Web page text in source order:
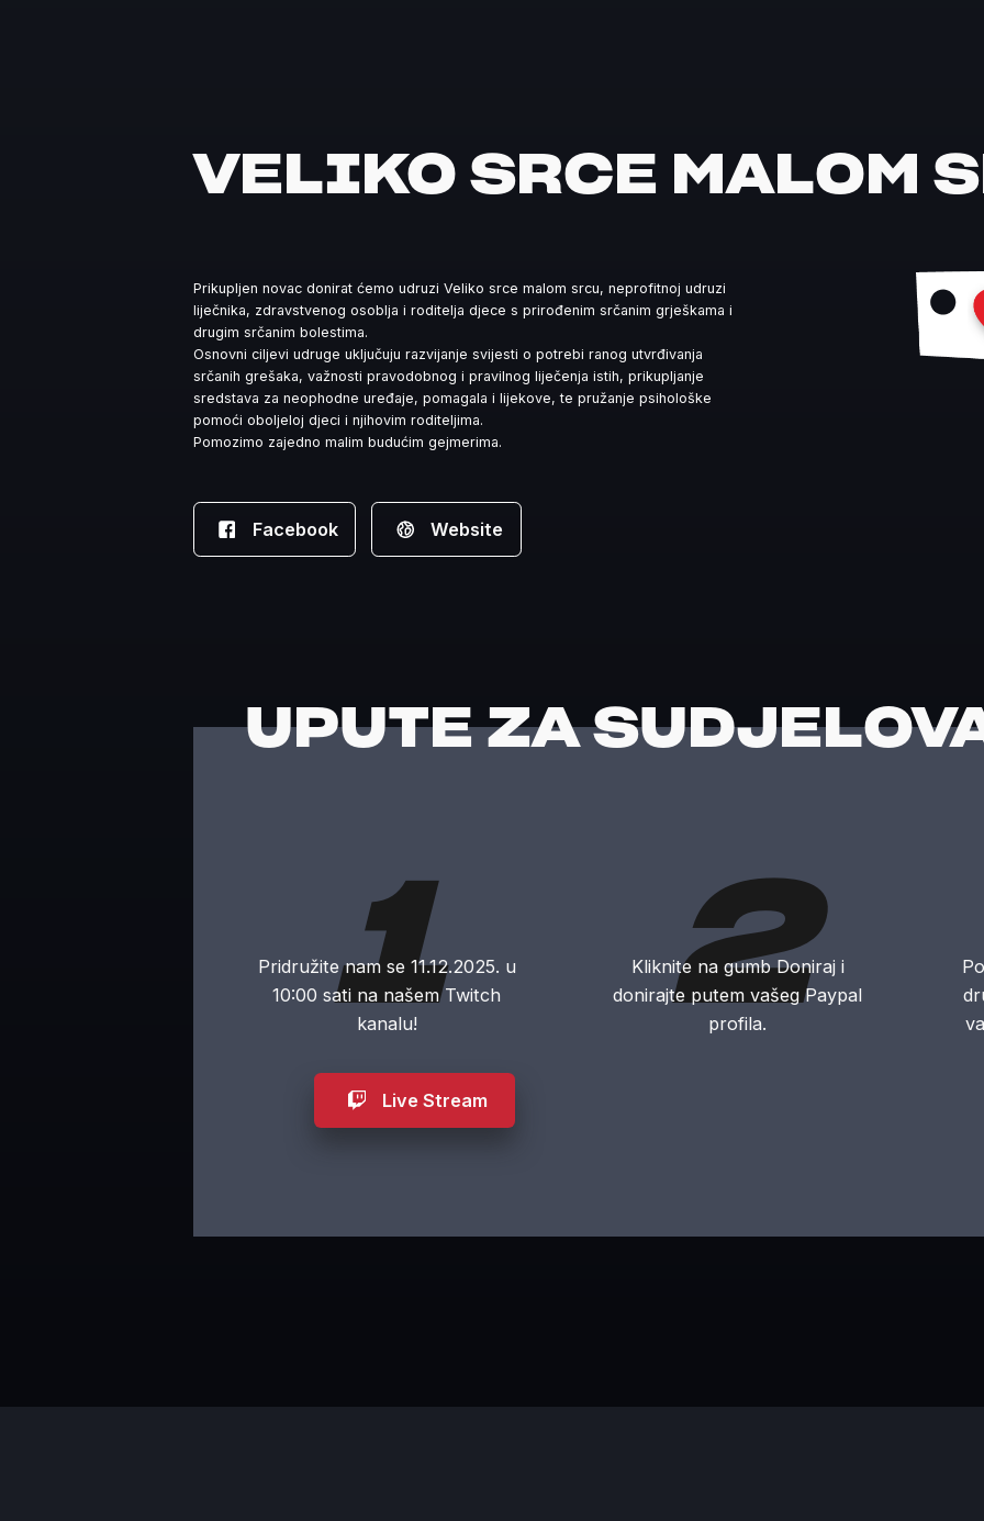
VELIKO SRCE MALOM
Prikupljen novac donirat ćemo udruzi Veliko srce malom srcu, neprofitnoj udruzi
liječnika, zdravstvenog osoblja i roditelja djece s prirođenim srčanim grješkama i
drugim srčanim bolestima.
Osnovni ciljevi udruge uključuju razvijanje svijesti o potrebi ranog utvrđivanja
srčanih grešaka, važnosti pravodobnog i pravilnog liječenja istih, prikupljanje
sredstava za neophodne uređaje, pomagala i lijekove, te pružanje psihološke
pomoći oboljeloj djeci i njihovim roditeljima.
Pomozimo zajedno malim budućim gejmerima.
Facebook Website
UPUTE ZA
1
Pridružite nam se 11.12.2025. u
10:00 sati na našem Twitch
kanalu!
2
Kliknite na gumb Doniraj i
donirajte putem vašeg Paypal
profila.
Live Stream